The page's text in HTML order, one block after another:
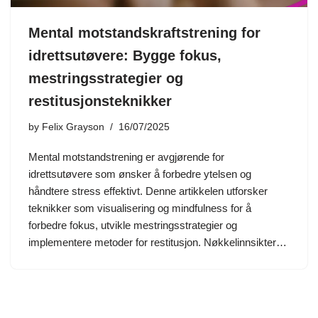
Mental motstandskraftstrening for
idrettsutøvere: Bygge fokus,
mestringsstrategier og
restitusjonsteknikker
by Felix Grayson 16/07/2025
Mental motstandstrening er avgjørende for
idrettsutøvere som ønsker å forbedre ytelsen og
håndtere stress effektivt. Denne artikkelen utforsker
teknikker som visualisering og mindfulness for å
forbedre fokus, utvikle mestringsstrategier og
implementere metoder for restitusjon. Nøkkelinnsikter…